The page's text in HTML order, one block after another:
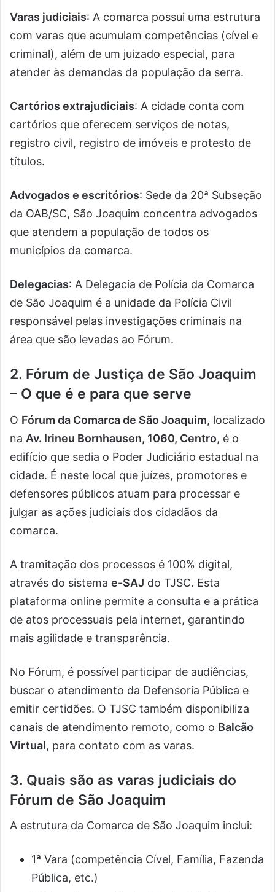
Varas judiciais: A comarca possui uma estrutura
com varas que acumulam competências (cível e
criminal), além de um juizado especial, para
atender às demandas da população da serra.
Cartórios extrajudiciais: A cidade conta com
cartórios que oferecem serviços de notas,
registro civil, registro de imóveis e protesto de
títulos.
Advogados e escritórios: Sede da 20ª Subseção
da OAB/SC, São Joaquim concentra advogados
que atendem a população de todos os
municípios da comarca.
Delegacias: A Delegacia de Polícia da Comarca
de São Joaquim é a unidade da Polícia Civil
responsável pelas investigações criminais na
área que são levadas ao Fórum.
2. Fórum de Justiça de São Joaquim
– O que é e para que serve
O Fórum da Comarca de São Joaquim, localizado
na Av. Irineu Bornhausen, 1060, Centro, é o
edifício que sedia o Poder Judiciário estadual na
cidade. É neste local que juízes, promotores e
defensores públicos atuam para processar e
julgar as ações judiciais dos cidadãos da
comarca.
A tramitação dos processos é 100% digital,
através do sistema e-SAJ do TJSC. Esta
plataforma online permite a consulta e a prática
de atos processuais pela internet, garantindo
mais agilidade e transparência.
No Fórum, é possível participar de audiências,
buscar o atendimento da Defensoria Pública e
emitir certidões. O TJSC também disponibiliza
canais de atendimento remoto, como o Balcão
Virtual, para contato com as varas.
3. Quais são as varas judiciais do
Fórum de São Joaquim
A estrutura da Comarca de São Joaquim inclui:
1ª Vara (competência Cível, Família, Fazenda
Pública, etc.)